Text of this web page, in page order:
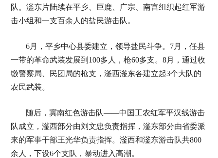
队。滏东片陆续在平乡、巨鹿、广宗、南宫组织起红军游
击小组和一支百余人的盐民游击队。
6月，平乡中心县委建立，领导盐民斗争。7月，任县
一带的革命武装发展到100多人，枪60多支。8月，通过收
缴警察局、民团局的枪支，滏西滏东各建立起3个大队的
农民武装。
随后，冀南红色游击队——中国工农红军平汉线游击
队成立，滏西部分由刘文忠负责指挥，滏东部分由省委派
来的军事干部王光华负责指挥。滏西和滏东游击队共800
余人，下设6个支队，暴动进入高潮。